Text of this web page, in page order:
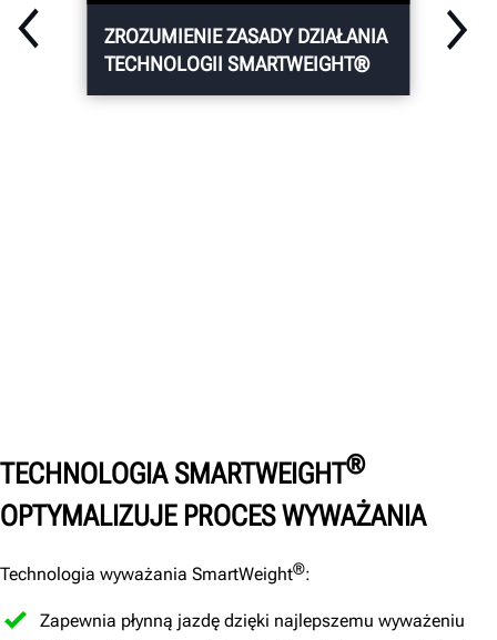
ZROZUMIENIE ZASADY DZIAŁANIA
TECHNOLOGII SMARTWEIGHT®
TECHNOLOGIA SMARTWEIGHT®
OPTYMALIZUJE PROCES WYWAŻANIA
Technologia wyważania SmartWeight®:
Zapewnia płynną jazdę dzięki najlepszemu wyważeniu